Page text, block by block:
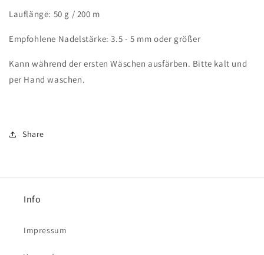
Lauflänge: 50 g / 200 m
Empfohlene Nadelstärke: 3.5 - 5 mm oder größer
Kann während der ersten Wäschen ausfärben. Bitte kalt und
per Hand waschen.
Share
Info
Impressum